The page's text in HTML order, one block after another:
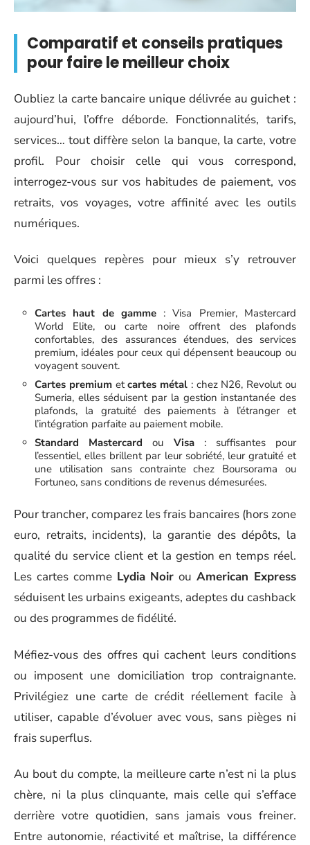
Comparatif et conseils pratiques
pour faire le meilleur choix
Oubliez la carte bancaire unique délivrée au guichet :
aujourd’hui, l’offre déborde. Fonctionnalités, tarifs,
services… tout diffère selon la banque, la carte, votre
profil. Pour choisir celle qui vous correspond,
interrogez-vous sur vos habitudes de paiement, vos
retraits, vos voyages, votre affinité avec les outils
numériques.
Voici quelques repères pour mieux s’y retrouver
parmi les offres :
Cartes haut de gamme:Visa Premier, Mastercard
World Elite, oucarte noireoffrent des plafonds
confortables, des assurances étendues, des services
premium, idéales pour ceux qui dépensent beaucoup ou
voyagent souvent.
Cartes premiumetcartes métal : chez N26, Revolutou
Sumeria, elles séduisent par la gestion instantanée des
plafonds, la gratuité des paiements à l’étranger et
l’intégration parfaite au paiement mobile.
Standard Mastercard ou Visa: suffisantes pour
l’essentiel, elles brillent par leur sobriété, leur gratuité et
une utilisation sans contrainte chez Boursorama ou
Fortuneo, sans conditions de revenus démesurées.
Pour trancher, comparez les frais bancaires (hors zone
euro, retraits, incidents), la garantie des dépôts, la
qualité du service client et la gestion en temps réel.
Les cartes comme Lydia Noir ouAmerican Express
séduisent les urbains exigeants, adeptes du cashback
ou des programmes de fidélité.
Méfiez-vous des offres qui cachent leurs conditions
ou imposent une domiciliation trop contraignante.
Privilégiez une carte de crédit réellement facile à
utiliser, capable d’évoluer avec vous, sans pièges ni
frais superflus.
Au bout du compte, la meilleure carte n’est ni la plus
chère, ni la plus clinquante, mais celle qui s’efface
derrière votre quotidien, sans jamais vous freiner.
Entre autonomie, réactivité et maîtrise, la différence